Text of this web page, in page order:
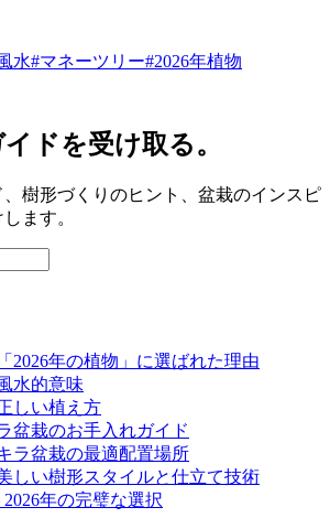
水#マネーツリー#2026年植物
ドを受け取る。
樹形づくりのヒント、盆栽のインスピ
ます。
2026年の植物」に選ばれた理由
水的意味
しい植え方
盆栽のお手入れガイド
ラ盆栽の最適配置場所
しい樹形スタイルと仕立て技術
年の完璧な選択